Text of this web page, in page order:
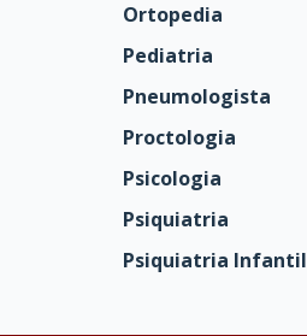
Ortopedia
Pediatria
Pneumologista
Proctologia
Psicologia
Psiquiatria
Psiquiatria Infantil